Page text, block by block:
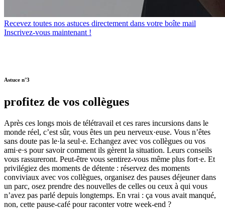
Recevez toutes nos astuces directement dans votre boîte mail
Inscrivez-vous maintenant !
Astuce n°3
profitez de vos collègues
Après ces longs mois de télétravail et ces rares incursions dans le
monde réel, c’est sûr, vous êtes un peu nerveux·euse. Vous n’êtes
sans doute pas le·la seul·e. Echangez avec vos collègues ou vos
ami·e·s pour savoir comment ils gèrent la situation. Leurs conseils
vous rassureront. Peut-être vous sentirez-vous même plus fort·e. Et
privilégiez des moments de détente : réservez des moments
conviviaux avec vos collègues, organisez des pauses déjeuner dans
un parc, osez prendre des nouvelles de celles ou ceux à qui vous
n’avez pas parlé depuis longtemps. En vrai : ça vous avait manqué,
non, cette pause-café pour raconter votre week-end ?